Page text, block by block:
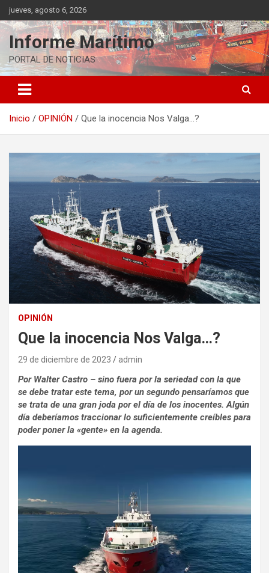
Saltar
al
contenido
jueves, agosto 6, 2026
Informe Marítimo
PORTAL DE NOTICIAS
Inicio OPINIÓN Que la inocencia Nos Valga…?
OPINIÓN
Que la inocencia Nos Valga…?
29 de diciembre de 2023 admin
Por Walter Castro – sino fuera por la seriedad con la que
se debe tratar este tema, por un segundo pensaríamos que
se trata de una gran joda por el día de los inocentes. Algún
día deberíamos traccionar lo suficientemente creíbles para
poder poner la «gente» en la agenda.